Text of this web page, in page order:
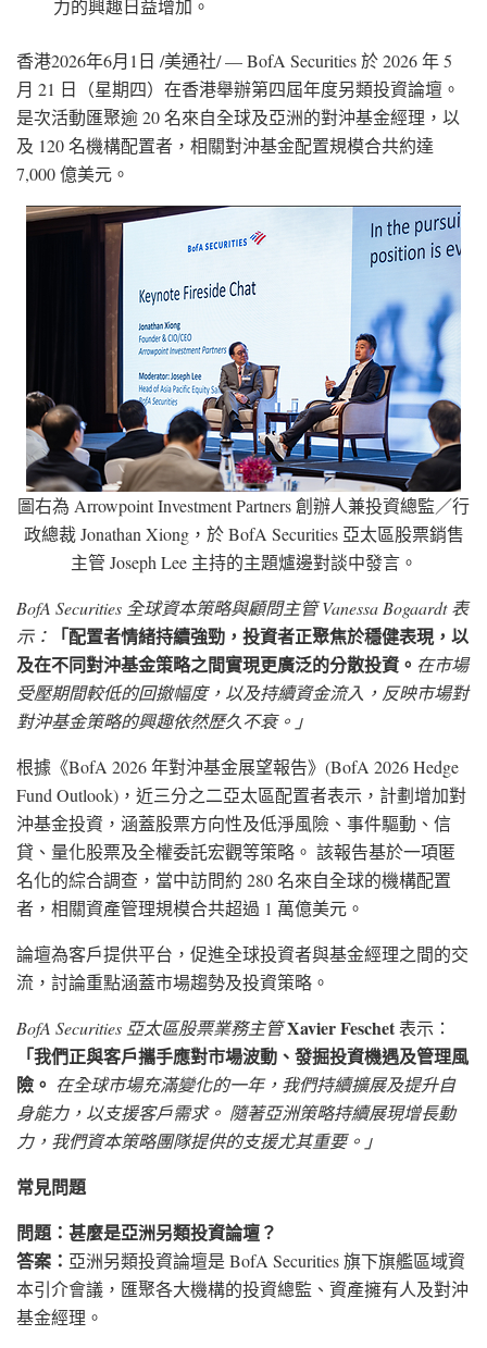
力的興趣日益增加。
香港2026年6月1日 /美通社/ — BofA Securities 於 2026 年 5
月 21 日（星期四）在香港舉辦第四屆年度另類投資論壇。
是次活動匯聚逾 20 名來自全球及亞洲的對沖基金經理，以
及 120 名機構配置者，相關對沖基金配置規模合共約達
7,000 億美元。
圖右為 Arrowpoint Investment Partners 創辦人兼投資總監／行
政總裁 Jonathan Xiong，於 BofA Securities 亞太區股票銷售
主管 Joseph Lee 主持的主題爐邊對談中發言。
BofA Securities 全球資本策略與顧問主管 Vanessa Bogaardt 表
示：
「配置者情緒持續強勁，投資者正聚焦於穩健表現，以
及在不同對沖基金策略之間實現更廣泛的分散投資。 在市場
受壓期間較低的回撤幅度，以及持續資金流入，反映市場對
對沖基金策略的興趣依然歷久不衰。」
根據《BofA 2026 年對沖基金展望報告》(BofA 2026 Hedge
Fund Outlook)，近三分之二亞太區配置者表示，計劃增加對
沖基金投資，涵蓋股票方向性及低淨風險、事件驅動、信
貸、量化股票及全權委託宏觀等策略。 該報告基於一項匿
名化的綜合調查，當中訪問約 280 名來自全球的機構配置
者，相關資產管理規模合共超過 1 萬億美元。
論壇為客戶提供平台，促進全球投資者與基金經理之間的交
流，討論重點涵蓋市場趨勢及投資策略。
BofA Securities 亞太區股票業務主管Xavier Feschet表示：
「我們正與客戶攜手應對市場波動、發掘投資機遇及管理風
險。 在全球市場充滿變化的一年，我們持續擴展及提升自
身能力，以支援客戶需求。 隨著亞洲策略持續展現增長動
力，我們資本策略團隊提供的支援尤其重要。」
常見問題
問題：甚麼是亞洲另類投資論壇？
答案： 亞洲另類投資論壇是 BofA Securities 旗下旗艦區域資
本引介會議，匯聚各大機構的投資總監、資產擁有人及對沖
基金經理。